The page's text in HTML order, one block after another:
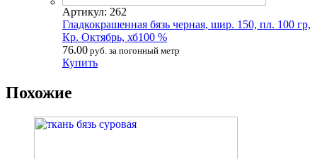
Артикул: 262
Гладкокрашенная бязь черная, шир. 150, пл. 100 гр,
Кр. Октябрь, хб100 %
76.00 руб. за погонный метр
Купить
Похожие